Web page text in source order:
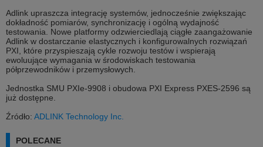
Adlink upraszcza integrację systemów, jednocześnie zwiększając
dokładność pomiarów, synchronizację i ogólną wydajność
testowania. Nowe platformy odzwierciedlają ciągłe zaangażowanie
Adlink w dostarczanie elastycznych i konfigurowalnych rozwiązań
PXI, które przyspieszają cykle rozwoju testów i wspierają
ewoluujące wymagania w środowiskach testowania
półprzewodników i przemysłowych.
Jednostka SMU PXIe-9908 i obudowa PXI Express PXES-2596 są
już dostępne.
Źródło: ADLINK Technology Inc.
POLECANE